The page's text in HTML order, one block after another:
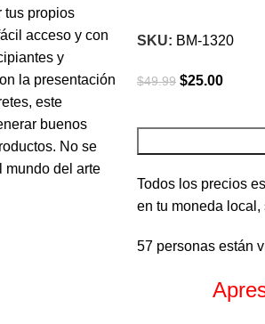
tus propios
acceso y con
y
la presentación
este
buenos
No se
mundo del arte
SKU: BM-1320
$49.99 $25.00
Todos los precios
en tu moneda
57 personas están